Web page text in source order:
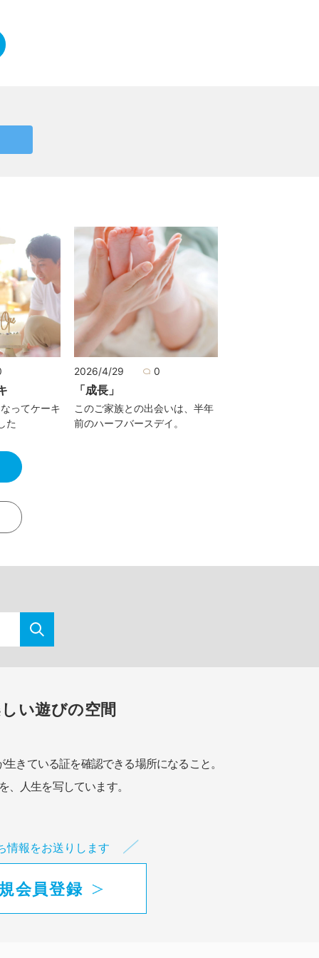
ってケーキ
た
2026/4/29 0
「成長」
このご家族との出会いは、半年
前のハーフバースデイ。
い遊びの空間
きている証を確認できる場所になること。
、人生を写しています。
情報をお送りします
会員登録